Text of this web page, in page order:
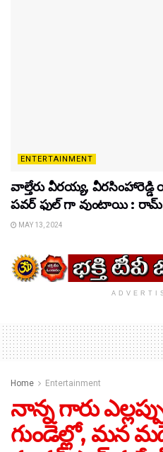
ENTERTAINMENT
వాల్తేరు వీరయ్య, వీరసింహారెడ్డి
పవర్ ఫుల్ గా వుంటాయి : రామ్
MAY 13, 2024
Home Entertainment
నాన్న గారు
గుండెల్లో, మన